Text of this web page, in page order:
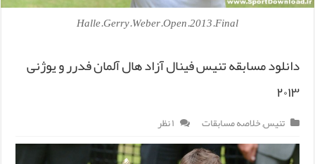
Halle.Gerry.Weber.Open.2013.Final
دانلود مسابقه تنیس فینال آزاد هال آلمان فدرر و یوژنی
۲۰۱۳
تنیس,خلاصه مسابقات ۱ نظر